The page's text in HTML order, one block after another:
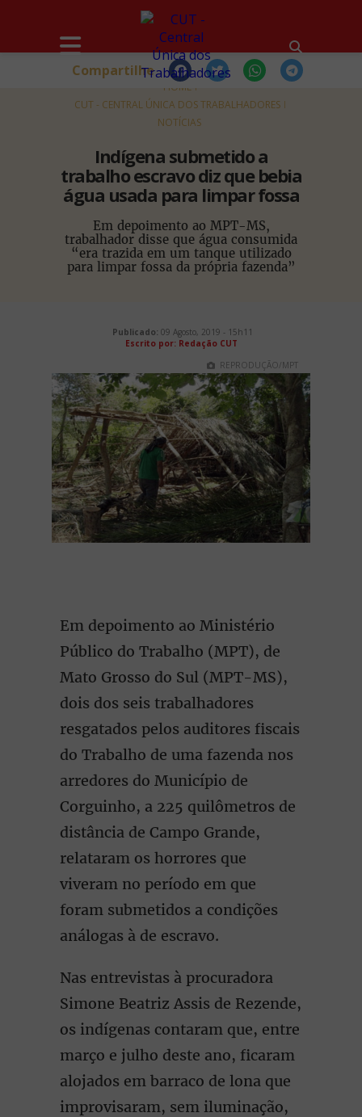
HOME
CUT - CENTRAL ÚNICA DOS TRABALHADORES
NOTÍCIAS
Indígena submetido a
trabalho escravo diz que bebia
água usada para limpar fossa
Em depoimento ao MPT-MS,
trabalhador disse que água consumida
“era trazida em um tanque utilizado
para limpar fossa da própria fazenda”
Compartilhe
Publicado: 09 Agosto, 2019 - 15h11
Escrito por: Redação CUT
REPRODUÇÃO/MPT
Em depoimento ao Ministério
Público do Trabalho (MPT), de
Mato Grosso do Sul (MPT-MS),
dois dos seis trabalhadores
resgatados pelos auditores fiscais
do Trabalho de uma fazenda nos
arredores do Município de
Corguinho, a 225 quilômetros de
distância de Campo Grande,
relataram os horrores que
viveram no período em que
foram submetidos a condições
análogas à de escravo.
Nas entrevistas à procuradora
Simone Beatriz Assis de Rezende,
os indígenas contaram que, entre
março e julho deste ano, ficaram
alojados em barraco de lona que
improvisaram, sem iluminação,